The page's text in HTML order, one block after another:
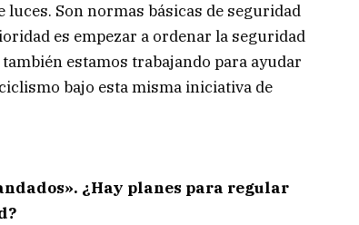
Son normas básicas de seguridad
es empezar a ordenar la seguridad
estamos trabajando para ayudar
bajo esta misma iniciativa de
¿Hay planes para regular